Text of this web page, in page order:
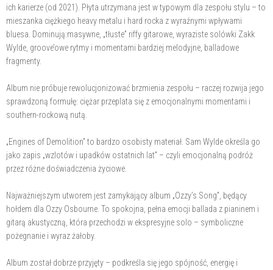
ich karierze (od 2021). Płyta utrzymana jest w typowym dla zespołu stylu – to
mieszanka ciężkiego heavy metalu i hard rocka z wyraźnymi wpływami
bluesa. Dominują:masywne, „tłuste” riffy gitarowe, wyraziste solówki Zakk
Wylde, groove’owe rytmy i momentami bardziej melodyjne, balladowe
fragmenty.
Album nie próbuje rewolucjonizować brzmienia zespołu – raczej rozwija jego
sprawdzoną formułę: ciężar przeplata się z emocjonalnymi momentami i
southern-rockową nutą.
„Engines of Demolition” to bardzo osobisty materiał. Sam Wylde określa go
jako zapis „wzlotów i upadków ostatnich lat” – czyli emocjonalną podróż
przez różne doświadczenia życiowe.
Najważniejszym utworem jest zamykający album „Ozzy’s Song”, będący
hołdem dla Ozzy Osbourne. To spokojna, pełna emocji ballada z pianinem i
gitarą akustyczną, która przechodzi w ekspresyjne solo – symboliczne
pożegnanie i wyraz żałoby.
Album został dobrze przyjęty – podkreśla się jego spójność, energię i